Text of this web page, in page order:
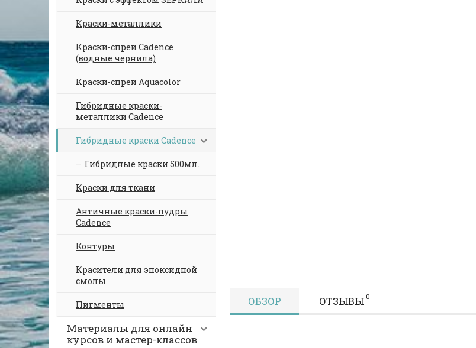
Краски-металлики
Краски-спреи Cadence
(водные чернила)
Краски-спреи Aquacolor
Гибридные краски-
металлики Cadence
Гибридные краски Cadence
Гибридные краски 500мл.
Краски для ткани
Античные краски-пудры
Cadence
Контуры
Красители для эпоксидной
смолы
Пигменты
Материалы для онлайн
курсов и мастер-классов
ОБЗОР ОТЗЫВЫ 0